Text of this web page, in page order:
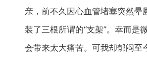
亲，前不久因心血管堵塞突然晕
装了三根所谓的“支架”。幸而是
会带来太大痛苦。可我却郁闷至